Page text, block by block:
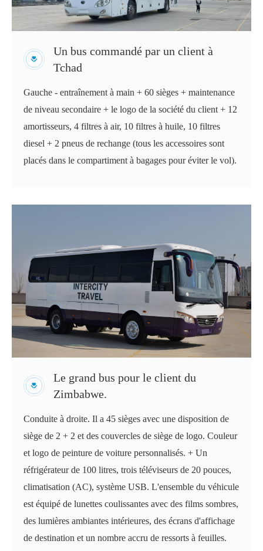
Un bus commandé par un client à
Tchad
Gauche - entraînement à main + 60 sièges + maintenance
de niveau secondaire + le logo de la société du client + 12
amortisseurs, 4 filtres à air, 10 filtres à huile, 10 filtres
diesel + 2 pneus de rechange (tous les accessoires sont
placés dans le compartiment à bagages pour éviter le vol).
Le grand bus pour le client du
Zimbabwe.
Conduite à droite. Il a 45 sièges avec une disposition de
siège de 2 + 2 et des couvercles de siège de logo. Couleur
et logo de peinture de voiture personnalisés. + Un
réfrigérateur de 100 litres, trois téléviseurs de 20 pouces,
climatisation (AC), système USB. L'ensemble du véhicule
est équipé de lunettes coulissantes avec des films sombres,
des lumières ambiantes intérieures, des écrans d'affichage
de destination et un nombre accru de ressorts à feuilles.